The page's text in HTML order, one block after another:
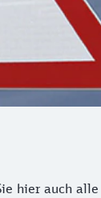
hier auch alle